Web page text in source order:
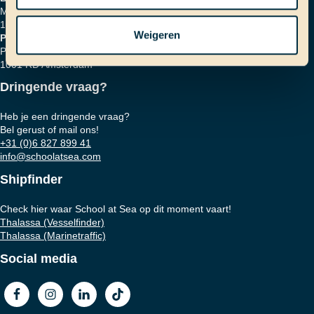
Weigeren
Marinierskade 59
1018 HZ Amsterdam
Postadres
Postbus 16664
1001 RD Amsterdam
Dringende vraag?
Heb je een dringende vraag?
Bel gerust of mail ons!
+31 (0)6 827 899 41
info@schoolatsea.com
Shipfinder
Check hier waar School at Sea op dit moment vaart!
Thalassa (Vesselfinder)
Thalassa (Marinetraffic)
Social media